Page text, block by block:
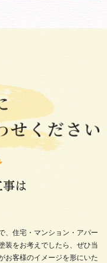
は
、住宅・マンション・アパー
装をお考えでしたら、ぜひ当
お客様のイメージを形にいた